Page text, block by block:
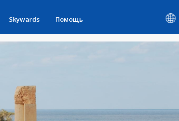
Skywards Помощь